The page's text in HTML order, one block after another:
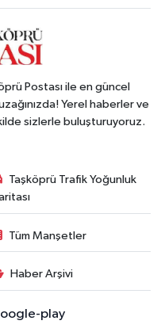
Postası ile en güncel
Yerel haberler ve
sizlerle buluşturuyoruz.
Taşköprü Trafik Yoğunluk
Tüm Manşetler
Haber Arşivi